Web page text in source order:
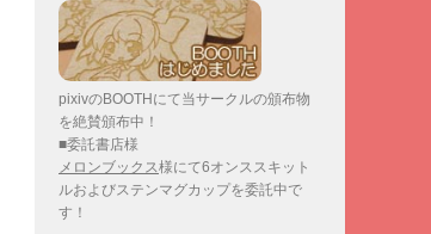
pixivのBOOTHにて当サークルの頒布物
を絶賛頒布中！
■委託書店様
メロンブックス様にて6オンススキット
ルおよびステンマグカップを委託中で
す！